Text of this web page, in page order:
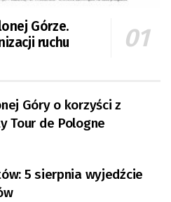
Górze.
ruchu
Góry o korzyści z
Tour de Pologne
5 sierpnia wyjedźcie